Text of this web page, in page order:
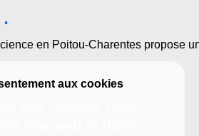
en Poitou-Charentes propose